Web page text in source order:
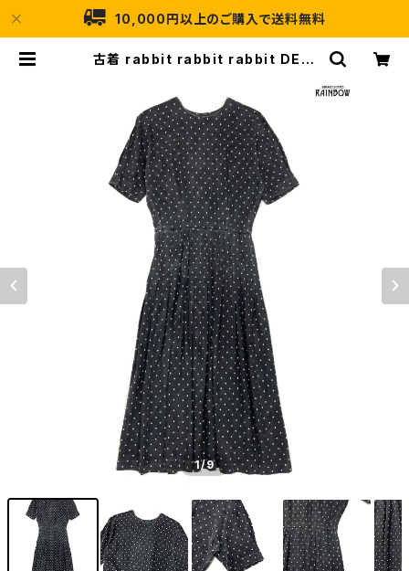
10,000円以上のご購入で送料無料
古着 rabbit rabbit rabbit DESI
半袖 ワンピース 黒 (otu2405158)
| 古着屋RAINBOW
1/9